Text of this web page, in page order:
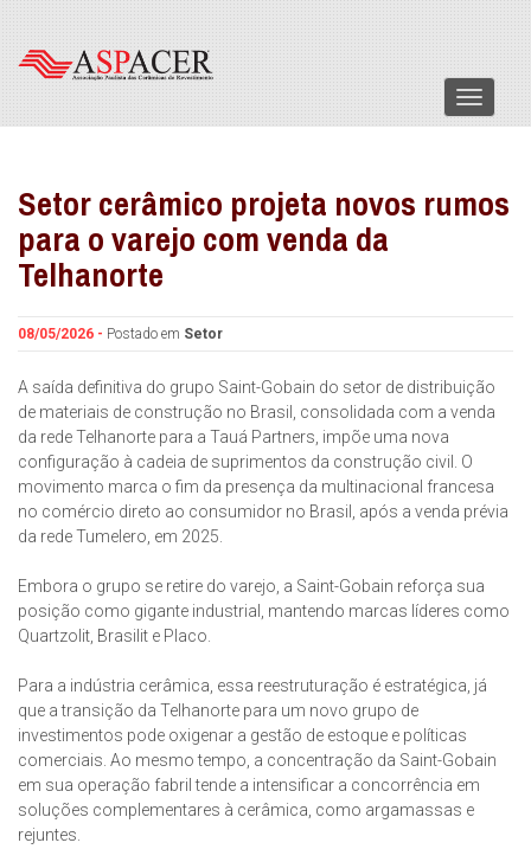
Menu
Setor cerâmico projeta novos rumos
para o varejo com venda da
Telhanorte
08/05/2026 - Postado em Setor
A saída definitiva do grupo Saint-Gobain do setor de distribuição
de materiais de construção no Brasil, consolidada com a venda
da rede Telhanorte para a Tauá Partners, impõe uma nova
configuração à cadeia de suprimentos da construção civil. O
movimento marca o fim da presença da multinacional francesa
no comércio direto ao consumidor no Brasil, após a venda prévia
da rede Tumelero, em 2025.
Embora o grupo se retire do varejo, a Saint-Gobain reforça sua
posição como gigante industrial, mantendo marcas líderes como
Quartzolit, Brasilit e Placo.
Para a indústria cerâmica, essa reestruturação é estratégica, já
que a transição da Telhanorte para um novo grupo de
investimentos pode oxigenar a gestão de estoque e políticas
comerciais. Ao mesmo tempo, a concentração da Saint-Gobain
em sua operação fabril tende a intensificar a concorrência em
soluções complementares à cerâmica, como argamassas e
rejuntes.